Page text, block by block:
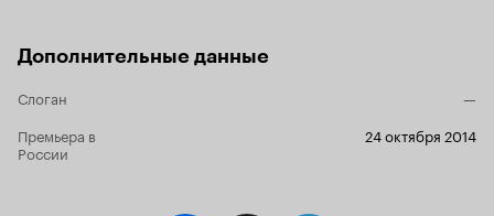
Дополнительные данные
Слоган
—
Премьера в
России
24 октября 2014